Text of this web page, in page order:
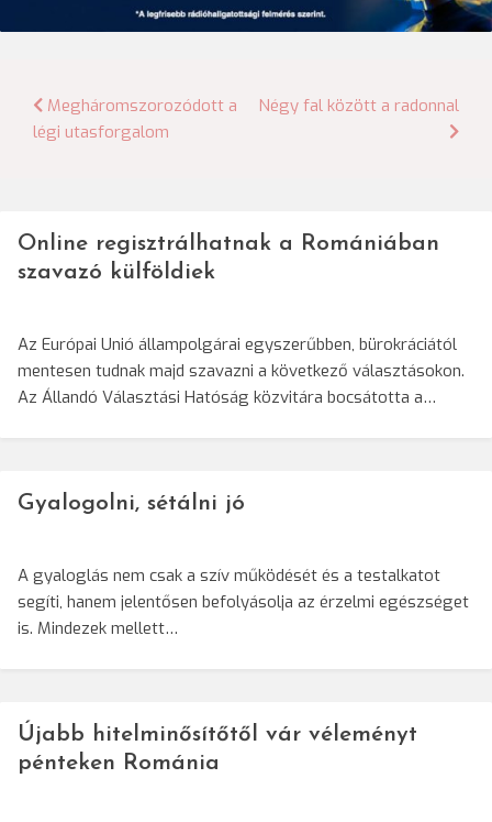
Bejegyzés
navigáció
Megháromszorozódott a
légi utasforgalom
Négy fal között a radonnal
Online regisztrálhatnak a Romániában
szavazó külföldiek
Az Európai Unió állampolgárai egyszerűbben, bürokráciától
mentesen tudnak majd szavazni a következő választásokon.
Az Állandó Választási Hatóság közvitára bocsátotta a…
Gyalogolni, sétálni jó
A gyaloglás nem csak a szív működését és a testalkatot
segíti, hanem jelentősen befolyásolja az érzelmi egészséget
is. Mindezek mellett…
Újabb hitelminősítőtől vár véleményt
pénteken Románia